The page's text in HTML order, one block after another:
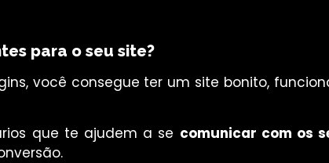
para o seu site?
você consegue ter um site bonito,
que te ajudem a se comunicar com os